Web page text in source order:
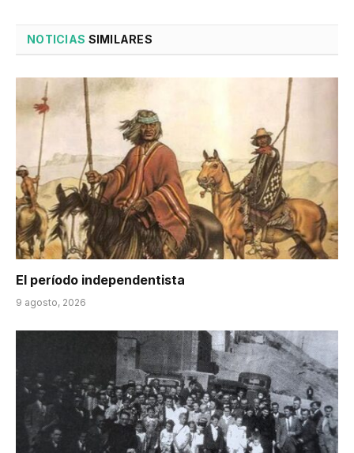
NOTICIAS SIMILARES
El período independentista
9 agosto, 2026